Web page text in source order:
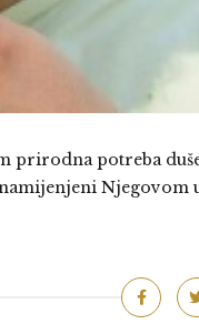
prirodna potreba
Njegovom